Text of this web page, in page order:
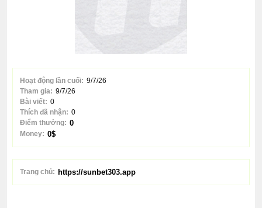
Hoạt động lần cuối: 9/7/26
Tham gia: 9/7/26
Bài viết: 0
Thích đã nhận: 0
Điểm thưởng: 0
Money: 0$
Trang chủ: https://sunbet303.app